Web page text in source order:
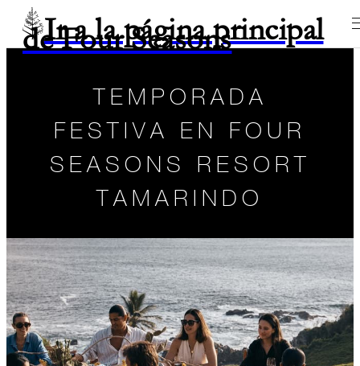
Ir a la página principal
de Four Seasons
TEMPORADA
FESTIVA EN FOUR
SEASONS RESORT
TAMARINDO